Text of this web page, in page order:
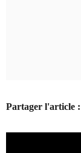
Partager l'article :